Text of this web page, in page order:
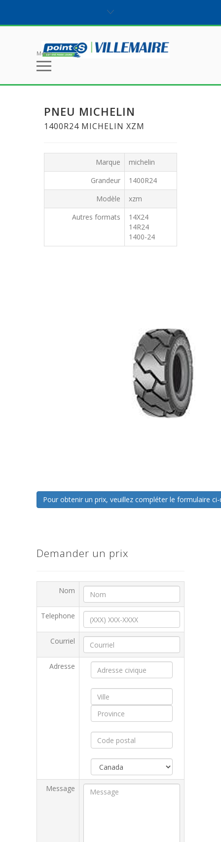
Menu
PNEU MICHELIN
1400R24 MICHELIN XZM
Marque
michelin
Grandeur
1400R24
Modèle
xzm
Autres formats
14X24
14R24
1400-24
Pour obtenir un prix, veuillez compléter le formulaire
Demander un prix
Nom
Telephone
Courriel
Adresse
Message